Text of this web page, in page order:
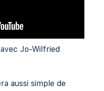
Jo-Wilfried
aussi simple de